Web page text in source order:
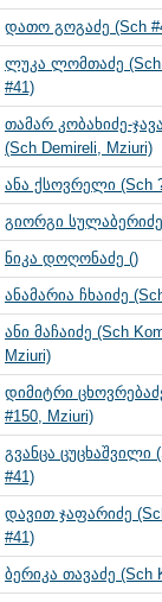
დათო გოგაძე (Sch
ლუკა ლომთაძე (Sch
#41)
თამარ კობახიძე-
(Sch Demireli, Mziuri)
ანა ქსოვრელი (Sch
გიორგი
ნიკა დოღონაძე ()
ანამარია ჩხაიძე
ანი მაჩაიძე (Sch
Mziuri)
დიმიტრი
#150, Mziuri)
გვანცა ცუცხაშვილი
#41)
დავით ჯაფარიძე
#41)
ბერიკა თავაძე (Sch